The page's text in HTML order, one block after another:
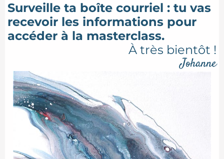
Surveille ta boîte courriel : tu vas
recevoir les informations pour
accéder à la masterclass.
À très bientôt !
Johanne